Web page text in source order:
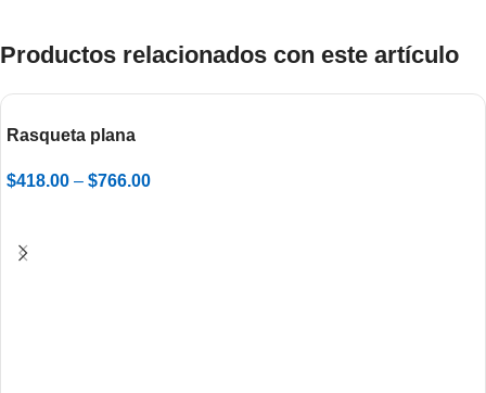
Productos relacionados con este artículo
Rasqueta plana
$418.00 – $766.00